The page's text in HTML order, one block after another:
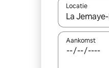
Locatie
Wanneer er
Aankomst